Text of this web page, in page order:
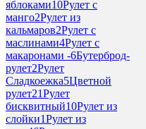
яблоками10Рулет с
манго2Рулет из
кальмаров2Рулет с
маслинами4Рулет с
макаронами -6Бутерброд-
рулет2Рулет
Сладкоежка5Цветной
рулет21Рулет
бисквитный10Рулет из
слойки1Рулет из